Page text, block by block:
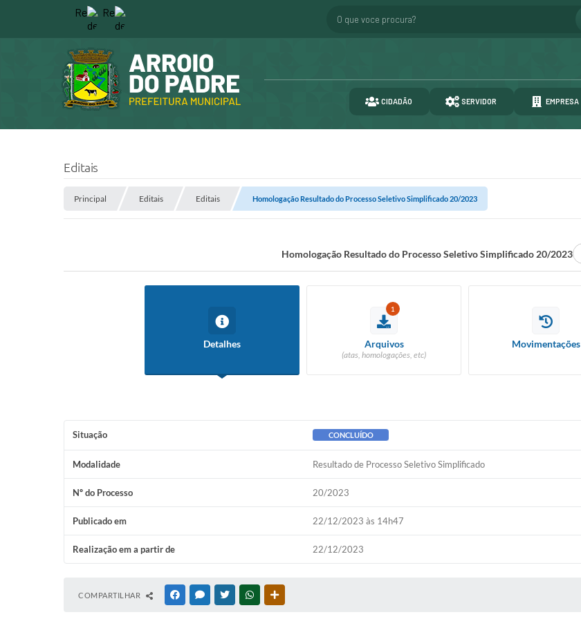
O que voce procura?
CIDADÃO SERVIDOR EMPRESA
Editais
Principal Editais Editais Homologação Resultado do Processo Seletivo Simplificado 20/2023
Homologação Resultado do Processo Seletivo Simplificado 20/2023
Detalhes
1
Arquivos
(atas, homologações, etc)
Movimentações
Situação CONCLUÍDO
Modalidade Resultado de Processo Seletivo Simplificado
Nº do Processo 20/2023
Publicado em 22/12/2023 às 14h47
Realização em a partir de 22/12/2023
COMPARTILHAR FACEBOOKMESSENGER
TWITTERWHATSAPP